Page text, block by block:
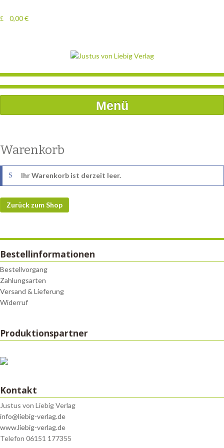
0,00€
Menü
Warenkorb
Ihr Warenkorb ist derzeit leer.
Zurück zum Shop
Bestellinformationen
Bestellvorgang
Zahlungsarten
Versand & Lieferung
Widerruf
Produktionspartner
Kontakt
Justus von Liebig Verlag
info@liebig-verlag.de
www.liebig-verlag.de
Telefon 06151 177355